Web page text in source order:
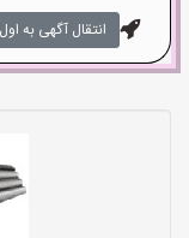
انتقال آگهی به